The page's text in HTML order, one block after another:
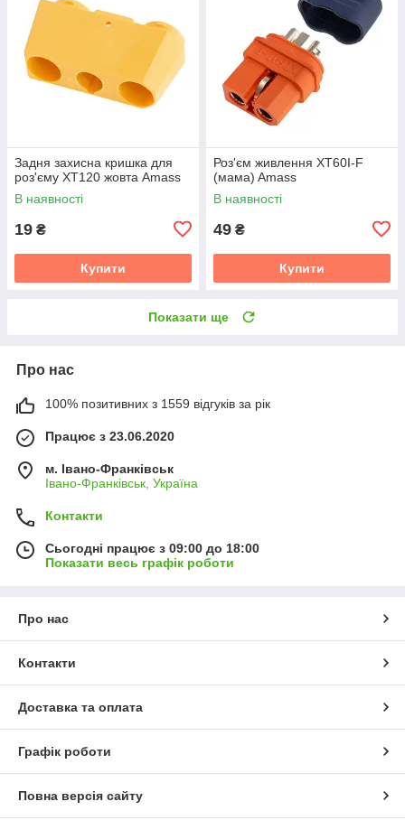
Задня захисна кришка для
роз'єму XT120 жовта Amass
В наявності
19 ₴
Купити
Роз'єм живлення XT60I-F
(мама) Amass
В наявності
49 ₴
Купити
Показати ще
Про нас
100% позитивних з 1559 відгуків за рік
Працює з 23.06.2020
м. Івано-Франківськ
Івано-Франківськ, Україна
Контакти
Сьогодні працює з 09:00 до 18:00
Показати весь графік роботи
Про нас
Контакти
Доставка та оплата
Графік роботи
Повна версія сайту